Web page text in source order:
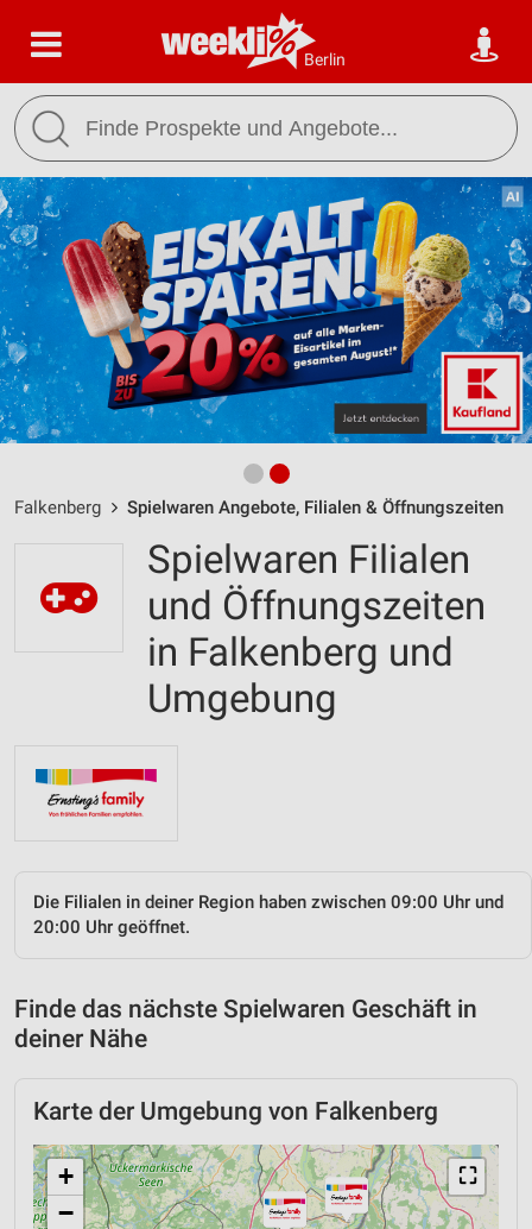
Berlin
Falkenberg Spielwaren Angebote, Filialen & Öffnungszeiten
Spielwaren Filialen
und Öffnungszeiten
in Falkenberg und
Umgebung
Die Filialen in deiner Region haben zwischen 09:00 Uhr und
20:00 Uhr geöffnet.
Finde das nächste Spielwaren Geschäft in
deiner Nähe
Karte der Umgebung von Falkenberg
⛶
+
−